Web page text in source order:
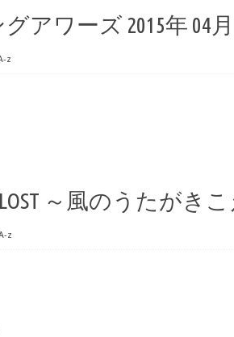
アワーズ 2015年 04月
z
～風のうたがき
z